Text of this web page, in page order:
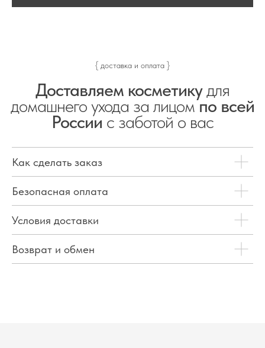
{ доставка и оплата }
Доставляем косметикудля
домашнего ухода за лицомпо всей
России с заботой о вас
Как сделать заказ
Безопасная оплата
Условия доставки
Возврат и обмен